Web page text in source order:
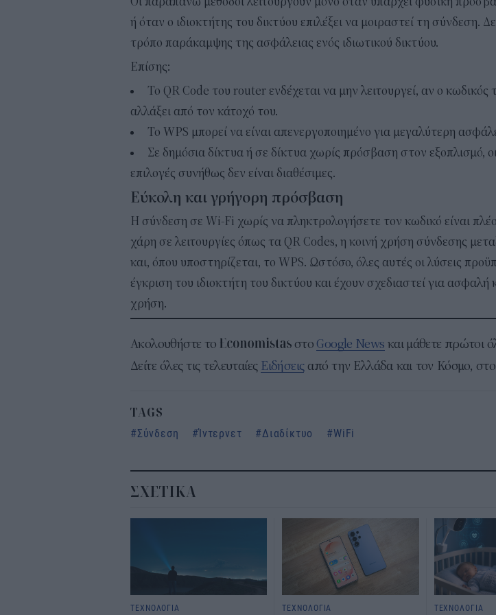
ή όταν ο ιδιοκτήτης του δικτύου επιλέξει να μοιραστεί τη σύνδεση.
τρόπο παράκαμψης της ασφάλειας ενός ιδιωτικού δικτύου.
Επίσης:
Το QR Code του router ενδέχεται να μην λειτουργεί, αν ο κωδικός
αλλάξει από τον κάτοχό του.
Το WPS μπορεί να είναι απενεργοποιημένο για μεγαλύτερη
Σε δημόσια δίκτυα ή σε δίκτυα χωρίς πρόσβαση στον εξοπλισμό,
επιλογές συνήθως δεν είναι διαθέσιμες.
Εύκολη και γρήγορη πρόσβαση
Η σύνδεση σε Wi-Fi χωρίς να πληκτρολογήσετε τον κωδικό είναι
χάρη σε λειτουργίες όπως τα QR Codes, η κοινή χρήση σύνδεσης
και, όπου υποστηρίζεται, το WPS. Ωστόσο, όλες αυτές οι λύσεις
έγκριση του ιδιοκτήτη του δικτύου και έχουν σχεδιαστεί για ασφαλή
χρήση.
Ακολουθήστε το στο Google News και μάθετε πρώτοι
Δείτε όλες τις τελευταίες Ειδήσειςαπό την Ελλάδα και τον Κόσμο, στο
TAGS
Σύνδεση
Ίντερνετ Διαδίκτυο WiFi
ΣΧΕΤΙΚΑ
ΤΕΧΝΟΛΟΓΙΑ ΤΕΧΝΟΛΟΓΙΑ ΤΕΧΝΟΛΟΓΙΑ